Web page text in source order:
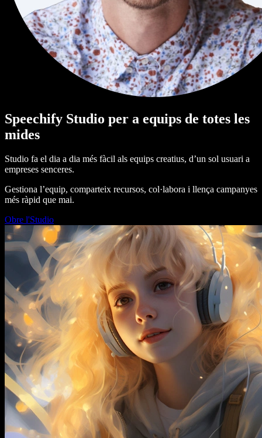
Speechify Studio per a equips de totes les
mides
Studio fa el dia a dia més fàcil als equips creatius, d’un sol usuari a
empreses senceres.
Gestiona l’equip, comparteix recursos, col·labora i llença campanyes
més ràpid que mai.
Obre l'Studio